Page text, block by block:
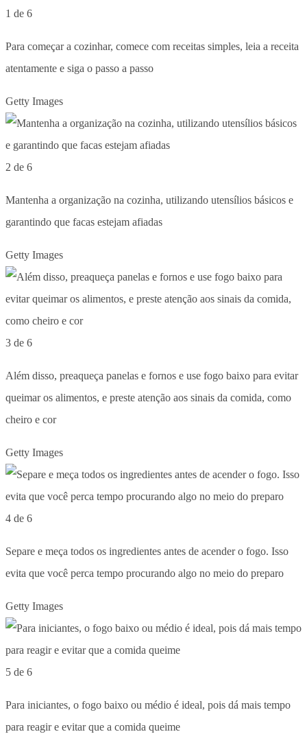
1 de 6
Para começar a cozinhar, comece com receitas simples, leia a receita
atentamente e siga o passo a passo
Getty Images
2 de 6
Mantenha a organização na cozinha, utilizando utensílios básicos e
garantindo que facas estejam afiadas
Getty Images
3 de 6
Além disso, preaqueça panelas e fornos e use fogo baixo para evitar
queimar os alimentos, e preste atenção aos sinais da comida, como
cheiro e cor
Getty Images
4 de 6
Separe e meça todos os ingredientes antes de acender o fogo. Isso
evita que você perca tempo procurando algo no meio do preparo
Getty Images
5 de 6
Para iniciantes, o fogo baixo ou médio é ideal, pois dá mais tempo
para reagir e evitar que a comida queime